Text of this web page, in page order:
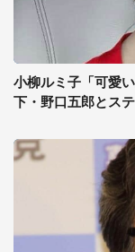
小柳ルミ子「可愛
下・野口五郎とス